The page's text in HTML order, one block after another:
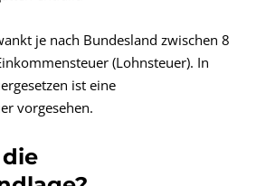
je nach Bundesland zwischen 8
(Lohnsteuer). In
ist eine
vorgesehen.